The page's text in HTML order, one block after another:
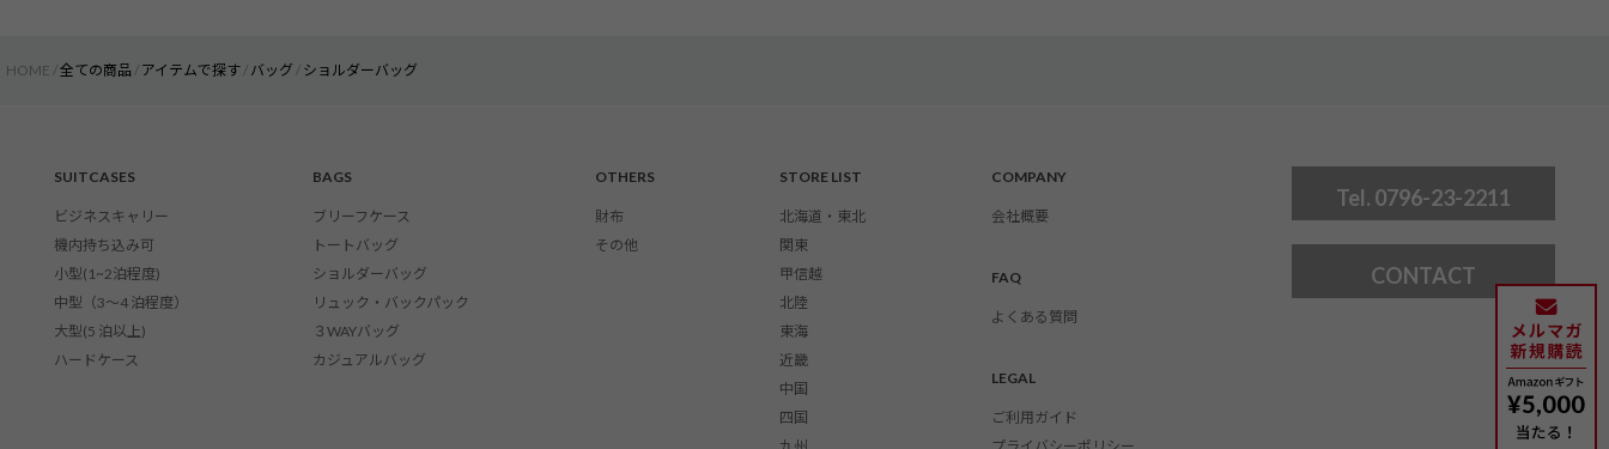
HOME 全ての商品 アイテムで探す バッグ ショルダーバッグ
SUITCASES
ビジネスキャリー
機内持ち込み可
小型(1~2泊程度)
中型（3〜4 泊程度）
大型(5 泊以上)
ハードケース
BAGS
ブリーフケース
トートバッグ
ショルダーバッグ
リュック・バックパック
３WAYバッグ
カジュアルバッグ
OTHERS
財布
その他
STORE LIST
北海道・東北
関東
甲信越
北陸
東海
近畿
中国
四国
COMPANY
会社概要
FAQ
よくある質問
LEGAL
ご利用ガイド
Tel. 0796-23-2211
CONTACT